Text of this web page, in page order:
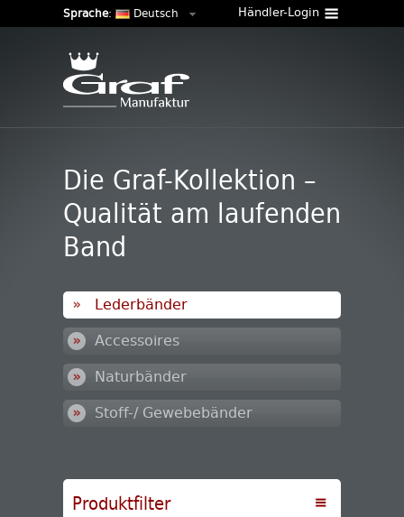
Sprache: Deutsch Händler-Login
Die Graf-Kollektion –
Qualität am laufenden
Band
Lederbänder
Accessoires
Naturbänder
Stoff-/ Gewebebänder
Produktfilter